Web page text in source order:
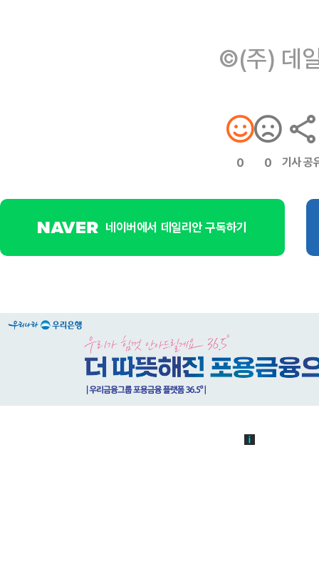
©(주) 데
0 0 기사 공
네이버에서 데일리안 구독하기